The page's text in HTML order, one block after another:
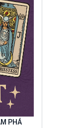
PHÁ